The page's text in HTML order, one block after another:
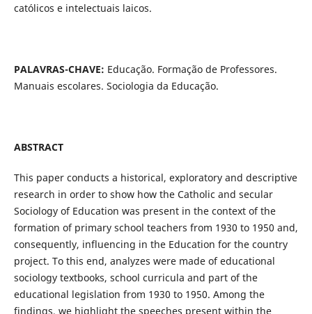
católicos e intelectuais laicos.
PALAVRAS-CHAVE: Educação. Formação de Professores.
Manuais escolares. Sociologia da Educação.
ABSTRACT
This paper conducts a historical, exploratory and descriptive
research in order to show how the Catholic and secular
Sociology of Education was present in the context of the
formation of primary school teachers from 1930 to 1950 and,
consequently, influencing in the Education for the country
project. To this end, analyzes were made of educational
sociology textbooks, school curricula and part of the
educational legislation from 1930 to 1950. Among the
findings, we highlight the speeches present within the